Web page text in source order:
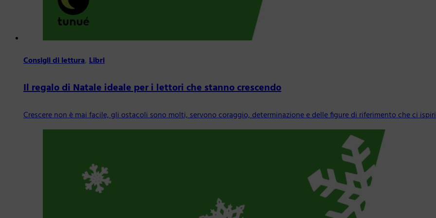
Consigli di lettura,Libri
Il regalo di Natale ideale per i lettori che stanno crescendo
Crescere non è mai facile, gli ostacoli sono molti, servono coraggio, determinazione e delle figure di riferimento che ci